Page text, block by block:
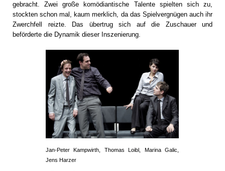
gebracht. Zwei große komödiantische Talente spielten sich zu,
stockten schon mal, kaum merklich, da das Spielvergnügen auch ihr
Zwerchfell reizte. Das übertrug sich auf die Zuschauer und
beförderte die Dynamik dieser Inszenierung.
Jan-Peter Kampwirth, Thomas Loibl, Marina Galic,
Jens Harzer